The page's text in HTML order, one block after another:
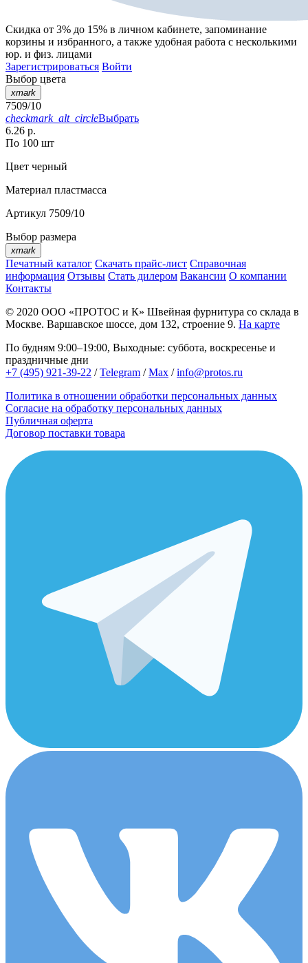
Скидка от 3% до 15% в личном кабинете, запоминание
корзины и избранного, а также удобная работа с несколькими
юр. и физ. лицами
Зарегистрироваться Войти
Выбор цвета
xmark
7509/10
checkmark_alt_circleВыбрать
6.26 р.
По 100 шт
Цвет черный
Материал пластмасса
Артикул 7509/10
Выбор размера
xmark
Печатный каталог Скачать прайс-лист Справочная
информация Отзывы Стать дилером Вакансии О компании
Контакты
© 2020 ООО «ПРОТОС и К» Швейная фурнитура со склада в
Москве. Варшавское шоссе, дом 132, строение 9. На карте
По будням 9:00–19:00, Выходные: суббота, воскресенье и
праздничные дни
+7 (495) 921-39-22 /Telegram /Max /info@protos.ru
Политика в отношении обработки персональных данных
Согласие на обработку персональных данных
Публичная оферта
Договор поставки товара